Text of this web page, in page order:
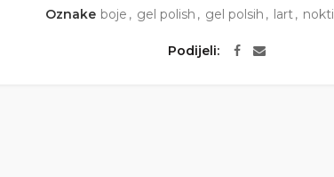
Oznake boje , gel polish , gel polsih , lart, nokti
Podijeli